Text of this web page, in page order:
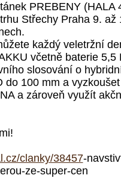
PREBENY (HALA
Střechy Praha 9. až
každý veletržní
včetně baterie 5,5
slosování o
do 100 mm a
a zároveň využít
clanky/38457-
ze-super-cen